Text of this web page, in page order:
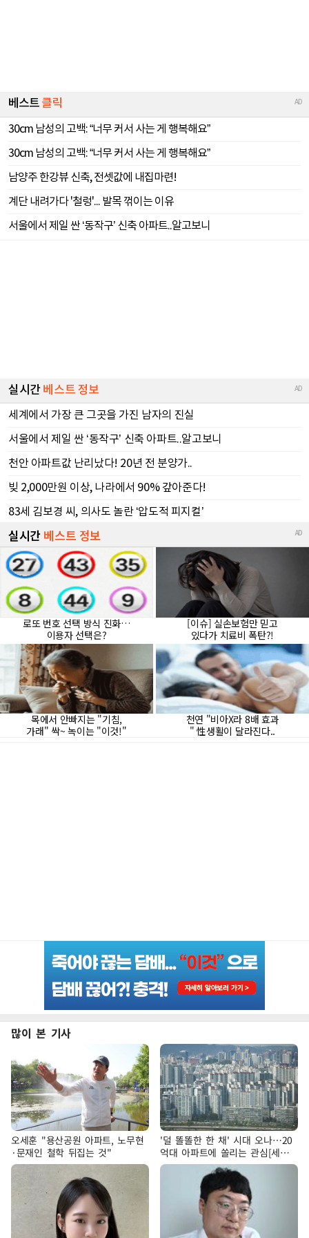
많이 본 기사
오세훈 "용산공원 아파트, 노무현
·문재인 철학 뒤집는 것"
'덜 똘똘한 한 채' 시대 오나…20
억대 아파트에 쏠리는 관심[세제
개편, 그 이후②]